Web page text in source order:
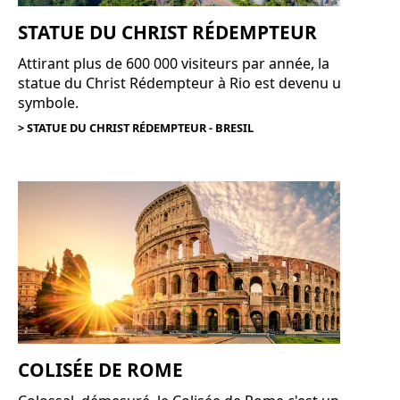
STATUE DU CHRIST RÉDEMPTEUR
Attirant plus de 600 000 visiteurs par année, la
statue du Christ Rédempteur à Rio est devenu un
symbole.
> STATUE DU CHRIST RÉDEMPTEUR - BRESIL
COLISÉE DE ROME